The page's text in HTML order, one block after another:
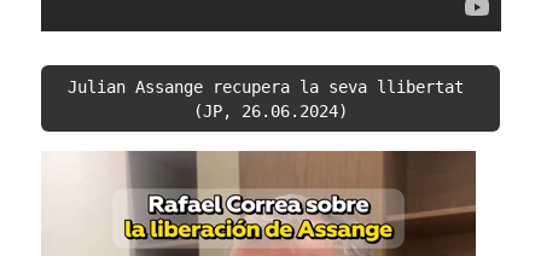
Julian Assange recupera la seva llibertat
(JP, 26.06.2024)